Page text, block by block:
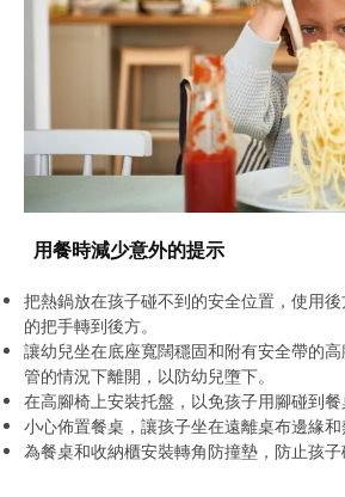
用餐時減少意外的提示
把熱鍋放在孩子碰不到的安全位置，使用
的把手轉到後方。
讓幼兒坐在底座寬闊穩固和附有安全帶的
管的情況下離開，以防幼兒墮下。
在高腳椅上安裝托盤，以免孩子用腳碰到餐
小心佈置餐桌，讓孩子坐在遠離桌布邊緣和
為餐桌和收納櫃安裝轉角防撞墊，防止孩子